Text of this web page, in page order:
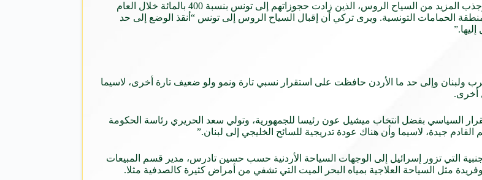
وبدورها تعلّق الشركات السياحية التونسية آمالا كبيرة على عودة السياحة الأوروبية وجذب المزيد من السياح الروس، الذين زادت حجوزاتهم إلى تونس بنسبة 400 بالمائة خلال العام
شركة نت تورز في منطقة الحمامات التونسية. ويرى تركي أن إقبال السياح الروس إلى تونس “أنقذ الوضع إلى حد
ولبنان وإلى حد ما الأردن حافظت على استقرار نسبي تارة ونمو ولو ضعيف تارة أخرى، لاسيما
أخرى.
السياسي بفضل انتخاب ميشيل عون رئيسا للجمهورية، وتولي سعد الحريري رئاسة الحكومة
جيدة، لاسيما وأن هناك عودة تدريجية للسائح الخليجي إلى لبنان.”
التي تزور إسرائيل إلى الوجهات السياحة الأردنية حسب حسين تادرس، مدير قسم المبيعات
مثل السياحة العلاجية بمياه البحر الميت التي تشفي من أمراض كثيرة كالصدفية مثلا.